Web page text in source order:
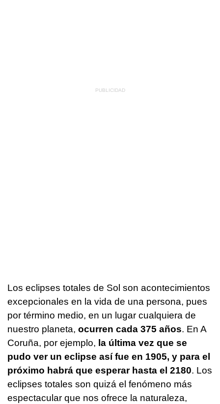
Los eclipses totales de Sol son acontecimientos
excepcionales en la vida de una persona, pues
por término medio, en un lugar cualquiera de
nuestro planeta, ocurren cada 375 años. En A
Coruña, por ejemplo, la última vez que se
pudo ver un eclipse así fue en 1905, y para el
próximo habrá que esperar hasta el 2180. Los
eclipses totales son quizá el fenómeno más
espectacular que nos ofrece la naturaleza,